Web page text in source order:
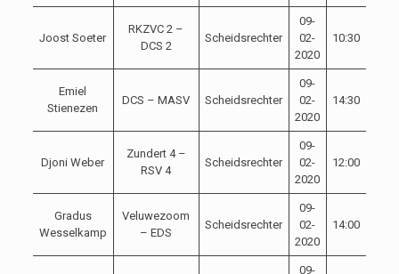
Joost Soeter
RKZVC 2 –
DCS 2
Scheidsrechter
09-
02-
2020
10:30
Emiel
Stienezen
DCS – MASV Scheidsrechter
09-
02-
2020
14:30
Djoni Weber
Zundert 4 –
RSV 4
Scheidsrechter
09-
02-
2020
12:00
Gradus
Wesselkamp
Veluwezoom
– EDS
Scheidsrechter
09-
02-
2020
14:00
09-